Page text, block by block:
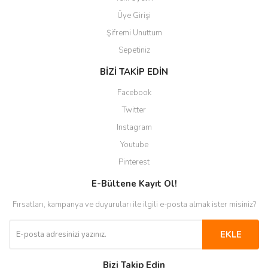
Üye Girişi
Şifremi Unuttum
Sepetiniz
BİZİ TAKİP EDİN
Facebook
Twitter
Instagram
Youtube
Pinterest
E-Bültene Kayıt Ol!
Fırsatları, kampanya ve duyuruları ile ilgili e-posta almak ister misiniz?
EKLE
Bizi Takip Edin